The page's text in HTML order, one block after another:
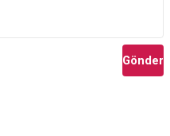
Gönder